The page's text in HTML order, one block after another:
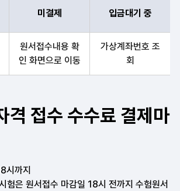
록, 미결제, 입금대기 중 항목 순으로 접수상태
미결제 입금대기 중
원서접수내용 확
인 화면으로 이동
가상계좌번호 조
회
격 접수 수수료 결제마
시까지
험은 원서접수 마감일 18시 전까지 수험원서